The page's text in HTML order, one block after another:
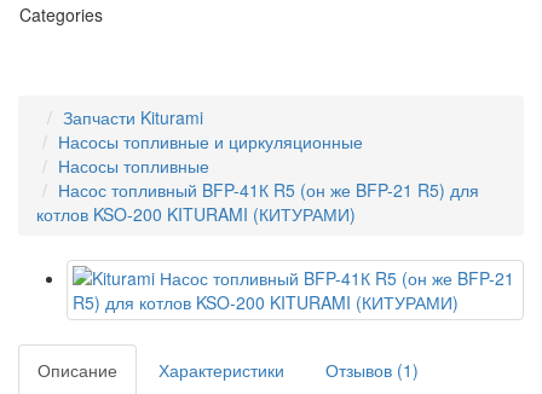
Categories
Запчасти Kiturami
Насосы топливные и циркуляционные
Насосы топливные
Насос топливный BFP-41К R5 (он же BFP-21 R5) для
котлов KSO-200 KITURAMI (КИТУРАМИ)
Описание Характеристики Отзывов (1)